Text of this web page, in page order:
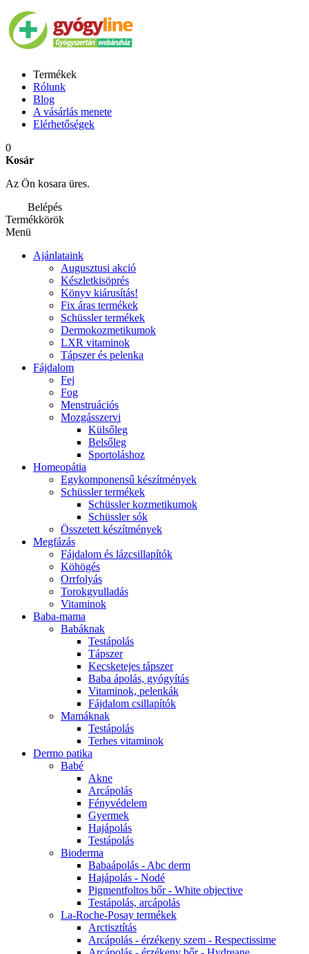
Termékek
Rólunk
Blog
A vásárlás menete
Elérhetőségek
0
Kosár
Az Ön kosara üres.
Belépés
Termékkörök
Menü
Ajánlataink
Augusztusi akció
Készletkisöprés
Könyv kiárusítás!
Fix áras termékek
Schüssler termékek
Dermokozmetikumok
LXR vitaminok
Tápszer és pelenka
Fájdalom
Fej
Fog
Menstruációs
Mozgásszervi
Külsőleg
Belsőleg
Sportoláshoz
Homeopátia
Egykomponensű készítmények
Schüssler termékek
Schüssler kozmetikumok
Schüssler sók
Összetett készítmények
Megfázás
Fájdalom és lázcsillapítók
Köhögés
Orrfolyás
Torokgyulladás
Vitaminok
Baba-mama
Babáknak
Testápolás
Tápszer
Kecsketejes tápszer
Baba ápolás, gyógyítás
Vitaminok, pelenkák
Fájdalom csillapítók
Mamáknak
Testápolás
Terhes vitaminok
Dermo patika
Babé
Akne
Arcápolás
Fényvédelem
Gyermek
Hajápolás
Testápolás
Bioderma
Babaápolás - Abc derm
Hajápolás - Nodé
Pigmentfoltos bőr - White objective
Testápolás, arcápolás
La-Roche-Posay termékek
Arctisztítás
Arcápolás - érzékeny szem - Respectissime